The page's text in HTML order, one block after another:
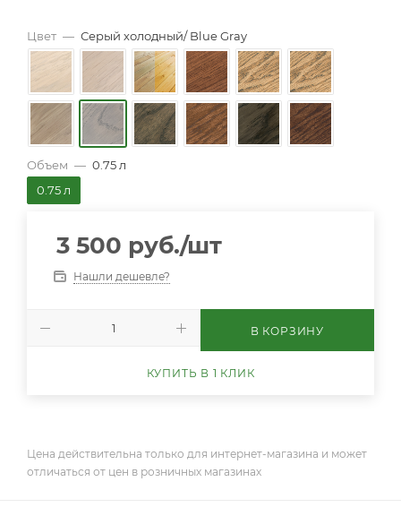
Цвет — Серый холодный/ Blue Gray
Объем — 0.75 л
0.75 л
3 500 руб./шт
Нашли дешевле?
В КОРЗИНУ
КУПИТЬ В 1 КЛИК
Цена действительна только для интернет-магазина и может
отличаться от цен в розничных магазинах